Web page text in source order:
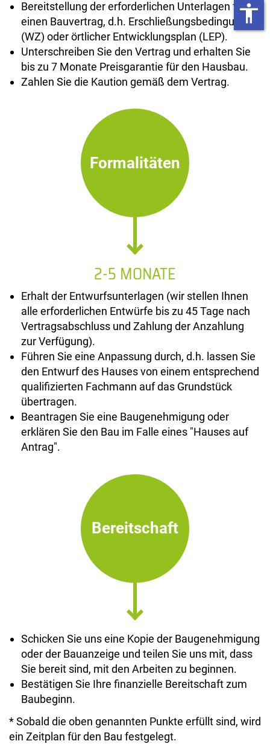
Bereitstellung der erforderlichen Unterlagen für
einen Bauvertrag, d.h. Erschließungsbedingungen
(WZ) oder örtlicher Entwicklungsplan (LEP).
Unterschreiben Sie den Vertrag und erhalten Sie
bis zu 7 Monate Preisgarantie für den Hausbau.
Zahlen Sie die Kaution gemäß dem Vertrag.
Formalitäten
2-5 MONATE
Erhalt der Entwurfsunterlagen (wir stellen Ihnen
alle erforderlichen Entwürfe bis zu 45 Tage nach
Vertragsabschluss und Zahlung der Anzahlung
zur Verfügung).
Führen Sie eine Anpassung durch, d.h. lassen Sie
den Entwurf des Hauses von einem entsprechend
qualifizierten Fachmann auf das Grundstück
übertragen.
Beantragen Sie eine Baugenehmigung oder
erklären Sie den Bau im Falle eines "Hauses auf
Antrag".
Bereitschaft
Schicken Sie uns eine Kopie der Baugenehmigung
oder der Bauanzeige und teilen Sie uns mit, dass
Sie bereit sind, mit den Arbeiten zu beginnen.
Bestätigen Sie Ihre finanzielle Bereitschaft zum
Baubeginn.
* Sobald die oben genannten Punkte erfüllt sind, wird
ein Zeitplan für den Bau festgelegt.
accessibility